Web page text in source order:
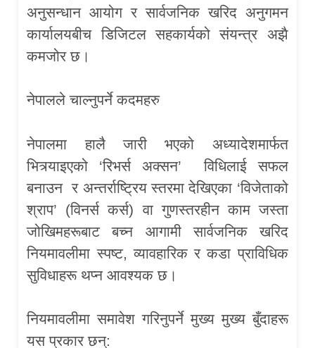
अनुसन्धान आयोग र सार्वजनिक खरिद अनुगमन
कार्यालयबीच डिजिटल सहकार्यको संयन्त्र अझै
कमजोर छ।
नेपालले चाल्नुपर्ने कदमहरु
नेपालमा हालै जारी भएको अध्यादेशमार्फत
भित्र्याइएको ‘रिभर्स अक्सन’ विधिलाई सफल
बनाउन र अन्तर्राष्ट्रिय स्तरमा देखिएका ‘विजेताको
श्राप’ (विनर्स कर्स) वा गुणस्तरहीन काम जस्ता
जोखिमहरूबाट बच्न आगामी सार्वजनिक खरिद
नियमावलीमा स्पष्ट, व्यावहारिक र कडा प्राविधिक
सुविधाहरू थप्न आवश्यक छ।
नियमावलीमा समावेश गरिनुपर्ने मुख्य मुख्य बुँदाहरू
यस प्रकार छन्: